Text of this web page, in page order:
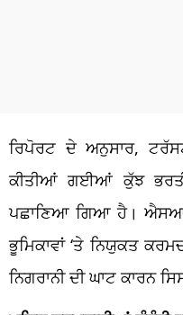
ਰਿਪੋਰਟ ਦੇ ਅਨੁਸਾਰ,
ਕੀਤੀਆਂ ਗਈਆਂ ਕੁੱਝ
ਪਛਾਣਿਆ ਗਿਆ ਹੈ।
ਭੂਮਿਕਾਵਾਂ ‘ਤੇ ਨਿਯੁਕਤ
ਨਿਗਰਾਨੀ ਦੀ ਘਾਟ ਕਾਰਨ